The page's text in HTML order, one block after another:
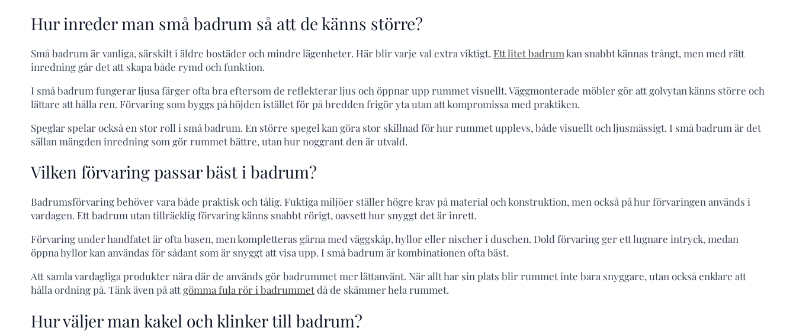
Hur inreder man små badrum så att de känns större?
Små badrum är vanliga, särskilt i äldre bostäder och mindre lägenheter. Här blir varje val extra viktigt. Ett litet badrumkan snabbt kännas trångt, men med rätt
inredning går det att skapa både rymd och funktion.
I små badrum fungerar ljusa färger ofta bra eftersom de reflekterar ljus och öppnar upp rummet visuellt. Väggmonterade möbler gör att golvytan känns större och
lättare att hålla ren. Förvaring som byggs på höjden istället för på bredden frigör yta utan att kompromissa med praktiken.
Speglar spelar också en stor roll i små badrum. En större spegel kan göra stor skillnad för hur rummet upplevs, både visuellt och ljusmässigt. I små badrum är det
sällan mängden inredning som gör rummet bättre, utan hur noggrant den är utvald.
Vilken förvaring passar bäst i badrum?
Badrumsförvaring behöver vara både praktisk och tålig. Fuktiga miljöer ställer högre krav på material och konstruktion, men också på hur förvaringen används i
vardagen. Ett badrum utan tillräcklig förvaring känns snabbt rörigt, oavsett hur snyggt det är inrett.
Förvaring under handfatet är ofta basen, men kompletteras gärna med väggskåp, hyllor eller nischer i duschen. Dold förvaring ger ett lugnare intryck, medan
öppna hyllor kan användas för sådant som är snyggt att visa upp. I små badrum är kombinationen ofta bäst.
Att samla vardagliga produkter nära där de används gör badrummet mer lättanvänt. När allt har sin plats blir rummet inte bara snyggare, utan också enklare att
hålla ordning på. Tänk även på attgömma fula rör i badrummetdå de skämmer hela rummet.
Hur väljer man kakel och klinker till badrum?